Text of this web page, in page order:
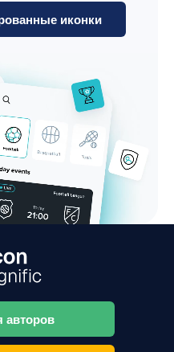
иконки
авторов